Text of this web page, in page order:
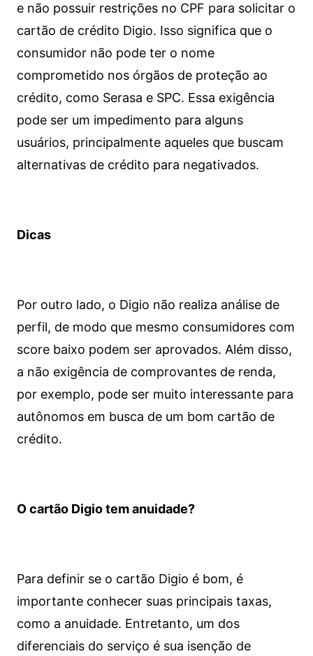
e não possuir restrições no CPF para solicitar o
cartão de crédito Digio. Isso significa que o
consumidor não pode ter o nome
comprometido nos órgãos de proteção ao
crédito, como Serasa e SPC. Essa exigência
pode ser um impedimento para alguns
usuários, principalmente aqueles que buscam
alternativas de crédito para negativados.
Dicas
Por outro lado, o Digio não realiza análise de
perfil, de modo que mesmo consumidores com
score baixo podem ser aprovados. Além disso,
a não exigência de comprovantes de renda,
por exemplo, pode ser muito interessante para
autônomos em busca de um bom cartão de
crédito.
O cartão Digio tem anuidade?
Para definir se o cartão Digio é bom, é
importante conhecer suas principais taxas,
como a anuidade. Entretanto, um dos
diferenciais do serviço é sua isenção de